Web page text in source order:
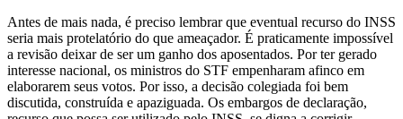
Antes de mais nada, é preciso lembrar que eventual recurso do INSS
seria mais protelatório do que ameaçador. É praticamente impossível
a revisão deixar de ser um ganho dos aposentados. Por ter gerado
interesse nacional, os ministros do STF empenharam afinco em
elaborarem seus votos. Por isso, a decisão colegiada foi bem
discutida, construída e apaziguada. Os embargos de declaração,